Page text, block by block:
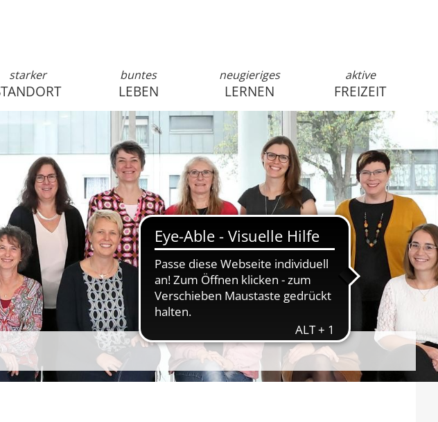
anmelden
starker buntes
LEBEN
neugieriges
LERNEN
aktive
FREIZEIT